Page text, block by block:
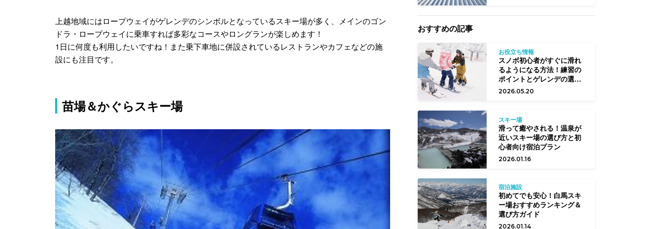
上越地域にはロープウェイがゲレンデのシンボルとなっているスキー場が多く、メインのゴン
ドラ・ロープウェイに乗車すれば多彩なコースやロングランが楽しめます！
1日に何度も利用したいですね！また乗下車地に併設されているレストランやカフェなどの施
設にも注目です。
苗場＆かぐらスキー場
おすすめの記事
お役立ち情報
スノボ初心者がすぐに滑れ
るようになる方法！練習の
ポイントとゲレンデの選び
方
2026.05.20
スキー場
滑って癒やされる！温泉が
近いスキー場の選び方と初
心者向け宿泊プラン
2026.01.16
宿泊施設
初めてでも安心！白馬スキ
ー場おすすめランキング＆
選び方ガイド
2026.01.14